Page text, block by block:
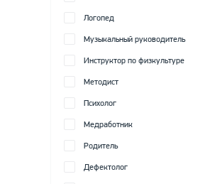
Логопед
Музыкальный руководитель
Инструктор по физкультуре
Методист
Психолог
Медработник
Родитель
Дефектолог